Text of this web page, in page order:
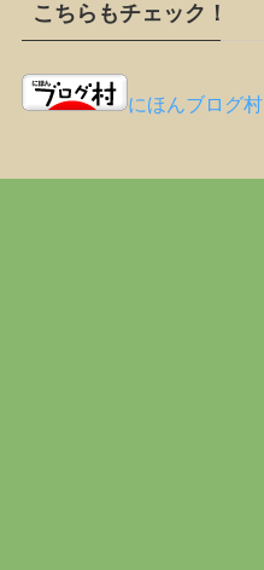
こちらもチェック！
にほんブログ村